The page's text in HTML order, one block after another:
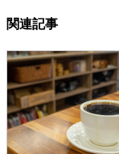
関連記事